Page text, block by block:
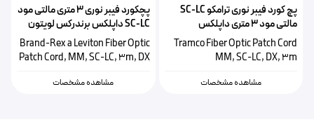
پچ کورد فیبر نوری ترامکو SC-LC
مالتی مود ۳ متری داپلکس
Tramco Fiber Optic Patch Cord
MM, SC-LC, DX, 3m
مشاهده مشخصات
پچکورد فیبر نوری ۳ متری مالتی مود
SC-LC داپلکس برندرکس لویتون
HOPLC050030SC293
Brand-Rex a Leviton Fiber Optic
Patch Cord, MM, SC-LC, 3m, DX
مشاهده مشخصات